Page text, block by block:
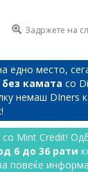
Задржете на
едно место,
без камата со
немаш DIners
!
со Mint Credit!
6 до 36 рати
повеќе